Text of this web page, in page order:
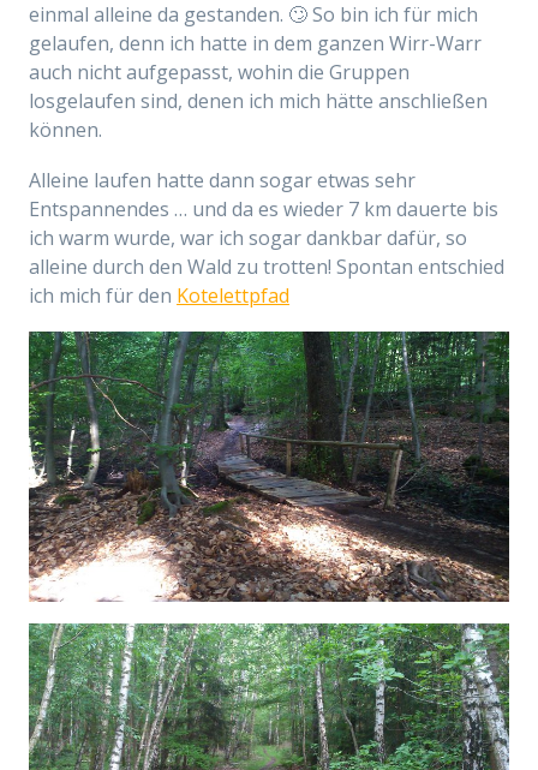
einmal alleine da gestanden. 🙄 So bin ich für mich
gelaufen, denn ich hatte in dem ganzen Wirr-Warr
auch nicht aufgepasst, wohin die Gruppen
losgelaufen sind, denen ich mich hätte anschließen
können.
Alleine laufen hatte dann sogar etwas sehr
Entspannendes … und da es wieder 7 km dauerte bis
ich warm wurde, war ich sogar dankbar dafür, so
alleine durch den Wald zu trotten! Spontan entschied
ich mich für den Kotelettpfad